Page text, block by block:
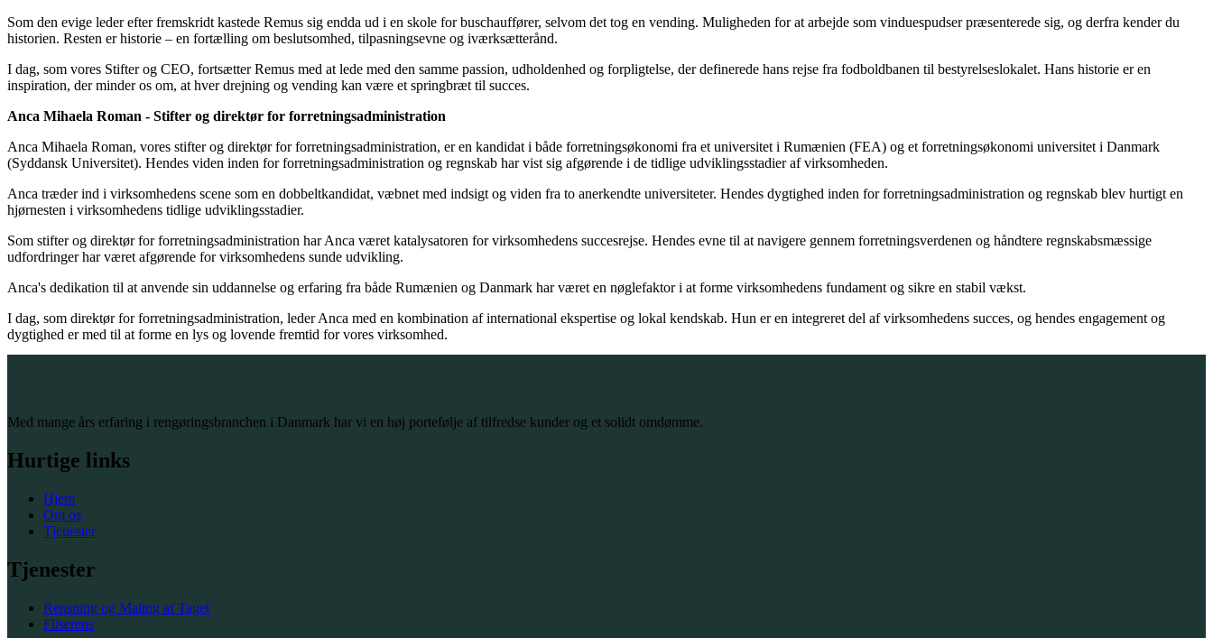
Som den evige leder efter fremskridt kastede Remus sig endda ud i en skole for buschauffører, selvom det tog en vending. Muligheden for at arbejde som vinduespudser præsenterede sig, og derfra kender du
historien. Resten er historie – en fortælling om beslutsomhed, tilpasningsevne og iværksætterånd.
I dag, som vores Stifter og CEO, fortsætter Remus med at lede med den samme passion, udholdenhed og forpligtelse, der definerede hans rejse fra fodboldbanen til bestyrelseslokalet. Hans historie er en
inspiration, der minder os om, at hver drejning og vending kan være et springbræt til succes.
Anca Mihaela Roman - Stifter og direktør for forretningsadministration
Anca Mihaela Roman, vores stifter og direktør for forretningsadministration, er en kandidat i både forretningsøkonomi fra et universitet i Rumænien (FEA) og et forretningsøkonomi universitet i Danmark
(Syddansk Universitet). Hendes viden inden for forretningsadministration og regnskab har vist sig afgørende i de tidlige udviklingsstadier af virksomheden.
Anca træder ind i virksomhedens scene som en dobbeltkandidat, væbnet med indsigt og viden fra to anerkendte universiteter. Hendes dygtighed inden for forretningsadministration og regnskab blev hurtigt en
hjørnesten i virksomhedens tidlige udviklingsstadier.
Som stifter og direktør for forretningsadministration har Anca været katalysatoren for virksomhedens succesrejse. Hendes evne til at navigere gennem forretningsverdenen og håndtere regnskabsmæssige
udfordringer har været afgørende for virksomhedens sunde udvikling.
Anca's dedikation til at anvende sin uddannelse og erfaring fra både Rumænien og Danmark har været en nøglefaktor i at forme virksomhedens fundament og sikre en stabil vækst.
I dag, som direktør for forretningsadministration, leder Anca med en kombination af international ekspertise og lokal kendskab. Hun er en integreret del af virksomhedens succes, og hendes engagement og
dygtighed er med til at forme en lys og lovende fremtid for vores virksomhed.
Med mange års erfaring i rengøringsbranchen i Danmark har vi en høj portefølje af tilfredse kunder og et solidt omdømme.
Hurtige links
Hjem
Om os
Tjenester
Tjenester
Rensning og Maling af Taget
Fliserens